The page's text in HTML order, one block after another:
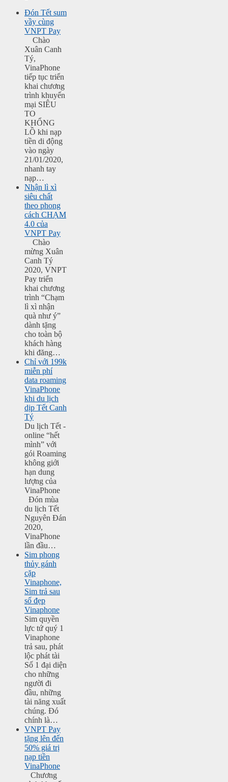
Đón Tết sum
vầy cùng
VNPT Pay
Chào
Xuân Canh
Tý,
VinaPhone
tiếp tục triển
khai chương
trình khuyến
mại SIÊU
TO
KHỔNG
LỒ khi nạp
tiền di động
vào ngày
21/01/2020,
nhanh tay
nạp…
Nhận lì xì
siêu chất
theo phong
cách CHẠM
4.0 của
VNPT Pay
Chào
mừng Xuân
Canh Tý
2020, VNPT
Pay triển
khai chương
trình “Chạm
lì xì nhận
quà như ý”
dành tặng
cho toàn bộ
khách hàng
khi đăng…
Chỉ với 199k
miễn phí
data roaming
VinaPhone
khi du lịch
dịp Tết Canh
Tý
Du lịch Tết -
online “hết
mình” với
gói Roaming
không giới
hạn dung
lượng của
VinaPhone
Đón mùa
du lịch Tết
Nguyên Đán
2020,
VinaPhone
lần đầu…
Sim phong
thủy gánh
cặp
Vinaphone,
Sim trả sau
số đẹp
Vinaphone
Sim quyền
lực tứ quý 1
Vinaphone
trả sau, phát
lộc phát tài
Số 1 đại diện
cho những
người đi
đầu, những
tài năng xuất
chúng. Đó
chính là…
VNPT Pay
tặng lên đến
50% giá trị
nạp tiền
VinaPhone
Chương